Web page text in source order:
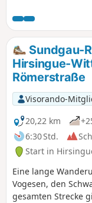
der Sonne
Sundgau-
Hirsingue-
Römerstraße
Visorando-
20,22 km
6:30 Std.
Start in
Eine lange
Vogesen, den
gesamten Strecke